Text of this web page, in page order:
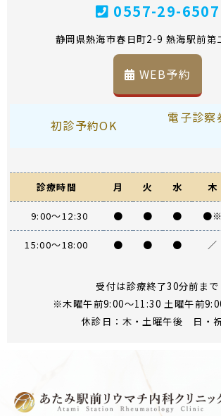
0557-29-6507
静岡県熱海市春日町2-9 熱海駅前第
WEB予約
初診予約OK
電子診察
診療時間 月 火 水 木
9:00～12:30 ● ● ● ●※
15:00～18:00 ● ● ● ／
受付は診療終了30分前まで
※木曜午前9:00～11:30 土曜午前
休診日：木・土曜午後 日・